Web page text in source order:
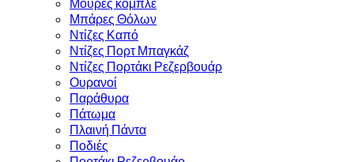
Μούρες κομπλέ
Μπάρες Θόλων
Ντίζες Καπό
Ντίζες Πορτ Μπαγκάζ
Ντίζες Πορτάκι Ρεζερβουάρ
Ουρανοί
Παράθυρα
Πάτωμα
Πλαινή Πάντα
Ποδιές